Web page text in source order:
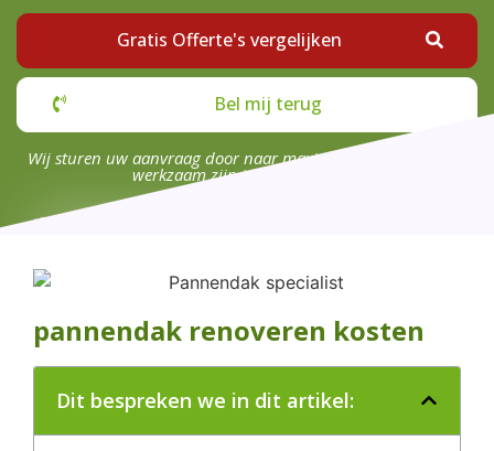
Gratis Offerte's vergelijken
Bel mij terug
Wij sturen uw aanvraag door naar maximaal 4 bedrijven die
werkzaam zijn in uw omgeving.
pannendak renoveren kosten
Dit bespreken we in dit artikel: